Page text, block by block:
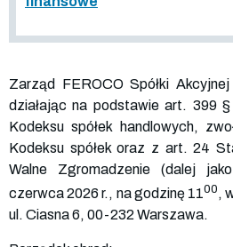
Zarząd FEROCO Spółki
działając na podstawie art. 399
Kodeksu spółek handlowych,
Kodeksu spółek oraz z art. 24
Walne Zgromadzenie (dalej
czerwca 2026 r., na godzinę 1100 ,
ul. Ciasna 6, 00-232 Warszawa.